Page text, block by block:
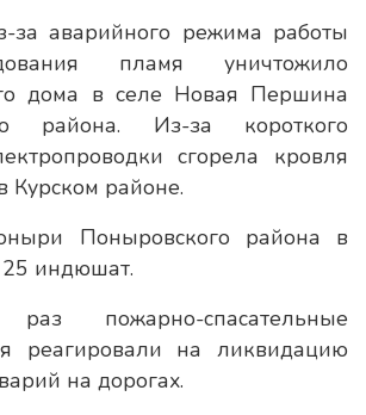
за аварийного режима работы
пламя уничтожило
дома в селе Новая Першина
района. Из-за короткого
сгорела кровля
Курском районе.
Поныровского района в
25 индюшат.
пожарно-спасательные
реагировали на ликвидацию
на дорогах.